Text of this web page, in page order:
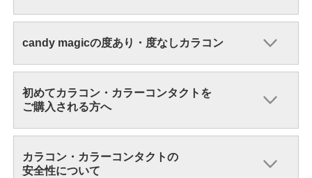
candy magicの度あり・度なしカラコン
初めてカラコン・カラーコンタクトを
ご購入される方へ
カラコン・カラーコンタクトの
安全性について